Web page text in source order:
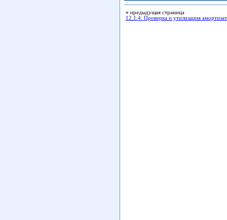
« предыдущая страница
12.1.4. Проверка и утилизация